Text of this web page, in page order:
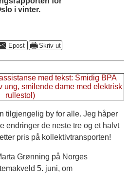
i vinter.
tilgjengelig by for alle. Jeg håper
endringer de neste tre og et halvt
pris på kollektivtransporten!
Grønning på Norges
5. juni, om